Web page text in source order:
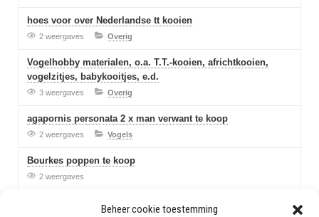
Beheer cookie toestemming
hoes voor over Nederlandse tt kooien
2 weergaves Overig
Vogelhobby materialen, o.a. T.T.-kooien, africhtkooien,
vogelzitjes, babykooitjes, e.d.
3 weergaves Overig
agapornis personata 2 x man verwant te koop
2 weergaves Vogels
Bourkes poppen te koop
2 weergaves
Vraag en antwoord wordt verzorgd door anspress.net